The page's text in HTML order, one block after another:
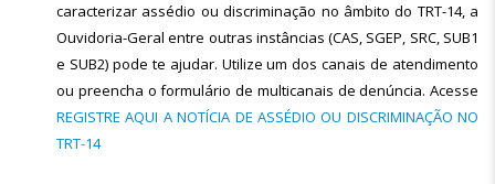
caracterizar assédio ou discriminação no âmbito do TRT-14, a
Ouvidoria-Geral entre outras instâncias (CAS, SGEP, SRC, SUB1
e SUB2) pode te ajudar. Utilize um dos canais de atendimento
ou preencha o formulário de multicanais de denúncia. Acesse
REGISTRE AQUI A NOTÍCIA DE ASSÉDIO OU DISCRIMINAÇÃO NO
TRT-14